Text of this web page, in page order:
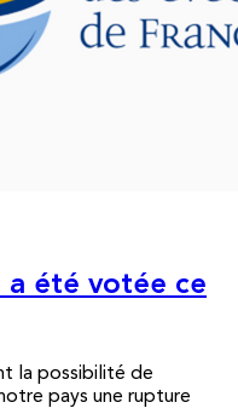
a été votée ce
la possibilité de
pays une rupture